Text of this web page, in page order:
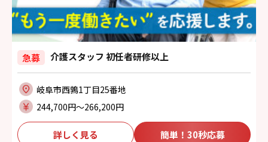
急募 介護スタッフ 初任者研修以上
岐阜市西鶉1丁目25番地
244,700円〜266,200円
詳しく見る 簡単！30秒応募